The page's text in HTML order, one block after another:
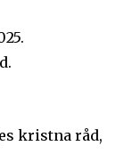
kristna råd,